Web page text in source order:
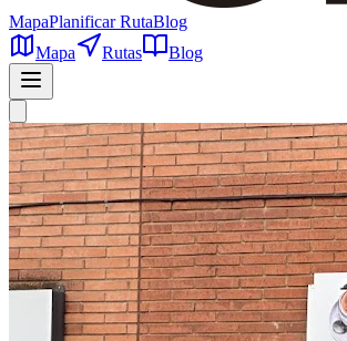
MapaPlanificar RutaBlog
Mapa
Rutas Blog